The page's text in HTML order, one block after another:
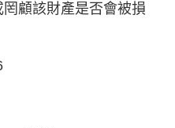
顧該財產是否會被損